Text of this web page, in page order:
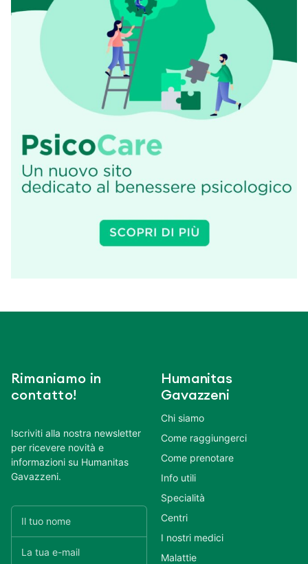
Rimaniamo in
contatto!
Iscriviti alla nostra newsletter
per ricevere novità e
informazioni su Humanitas
Gavazzeni.
Humanitas
Gavazzeni
Chi siamo
Come raggiungerci
Come prenotare
Info utili
Specialità
Centri
I nostri medici
Malattie